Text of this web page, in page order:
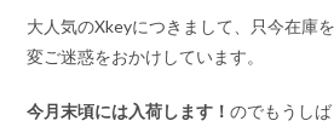
大人気のXkeyにつきまして、只今在庫
変ご迷惑をおかけしています。
今月末頃には入荷します！のでもうしば